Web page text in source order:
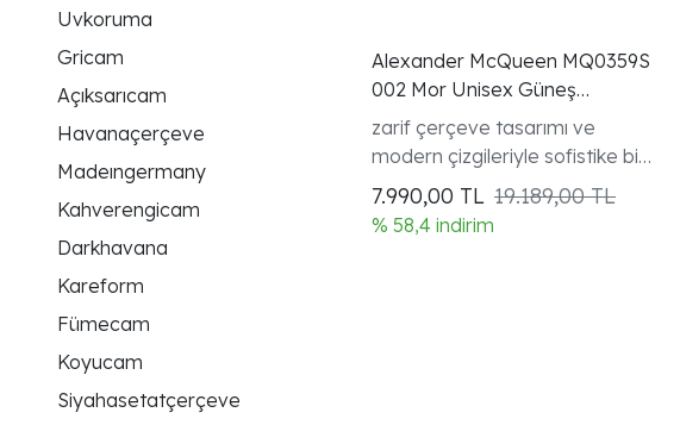
Uvkoruma
Gricam
Açıksarıcam
Havanaçerçeve
Madeıngermany
Kahverengicam
Darkhavana
Kareform
Fümecam
Koyucam
Siyahasetatçerçeve
Alexander McQueen MQ0359S
002 Mor Unisex Güneş
Gözlüğü
zarif çerçeve tasarımı ve
modern çizgileriyle sofistike bir
görünüm sunar.
7.990,00 TL 19.189,00 TL
% 58,4 indirim